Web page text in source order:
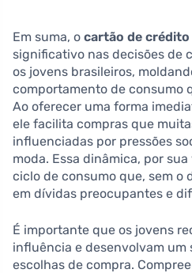
Em suma, o cartão de crédito
significativo nas decisões de
os jovens brasileiros,
comportamento de consumo
Ao oferecer uma forma
ele facilita compras que
influenciadas por pressões
moda. Essa dinâmica, por
ciclo de consumo que, sem o
em dívidas preocupantes e
É importante que os jovens
influência e desenvolvam um
escolhas de compra.